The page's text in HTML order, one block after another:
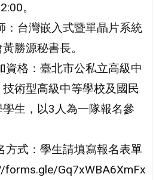
。
：台灣嵌入式暨單晶片系統
勝源秘書長。
資格：臺北市公私立高級中
術型高級中等學校及國民
學生，以3人為一隊報名參
方式：學生請填寫報名表單
forms.gle/Gq7xWBA6XmFx